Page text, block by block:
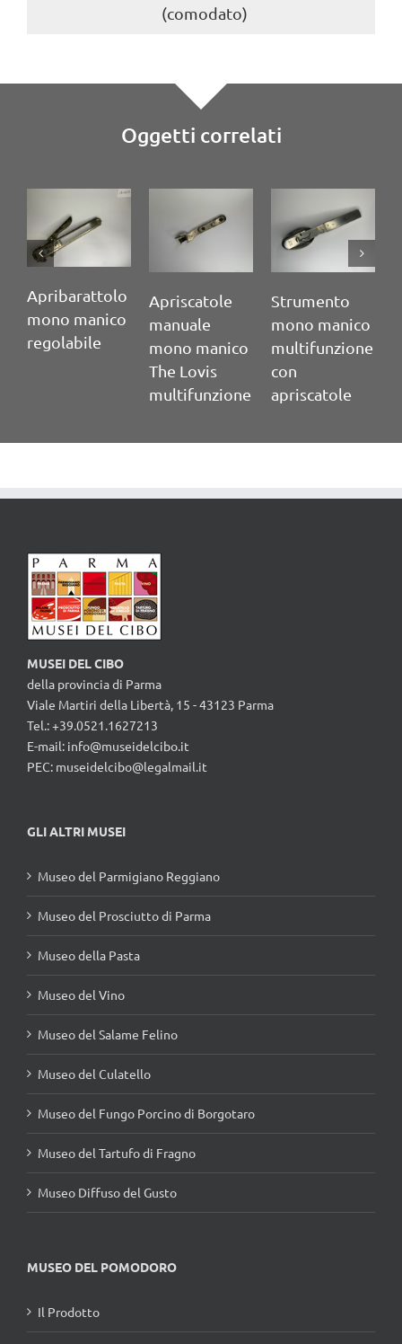
(comodato)
Oggetti correlati
manico
Apriscatole
manuale
mono manico
The Lovis
multifunzione
Strumento
mono manico
multifunzione
apriscatole
da
MUSEI DEL CIBO
della provincia di Parma
Viale Martiri della Libertà, 15 - 43123 Parma
Tel.: +39.0521.1627213
E-mail: info@museidelcibo.it
PEC: museidelcibo@legalmail.it
GLI ALTRI MUSEI
Museo del Parmigiano Reggiano
Museo del Prosciutto di Parma
Museo della Pasta
Museo del Vino
Museo del Salame Felino
Museo del Culatello
Museo del Fungo Porcino di Borgotaro
Museo del Tartufo di Fragno
Museo Diffuso del Gusto
MUSEO DEL POMODORO
Il Prodotto